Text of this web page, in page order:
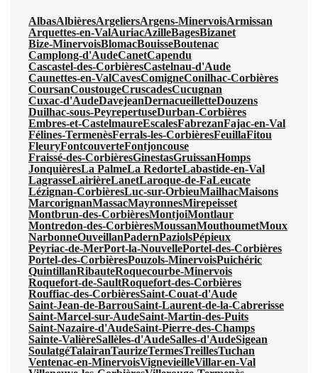
AlbasAlbièresArgeliersArgens-MinervoisArmissan
Arquettes-en-ValAuriacAzilleBagesBizanet
Bize-MinervoisBlomacBouisseBoutenac
Camplong-d'AudeCanetCapendu
Cascastel-des-CorbièresCastelnau-d'Aude
Caunettes-en-ValCavesComigneConilhac-Corbières
CoursanCoustougeCruscadesCucugnan
Cuxac-d'AudeDavejeanDernacueilletteDouzens
Duilhac-sous-PeyrepertuseDurban-Corbières
Embres-et-CastelmaureEscalesFabrezanFajac-en-Val
Félines-TermenèsFerrals-les-CorbièresFeuillaFitou
FleuryFontcouverteFontjoncouse
Fraissé-des-CorbièresGinestasGruissanHomps
JonquièresLa PalmeLa RedorteLabastide-en-Val
LagrasseLairièreLanetLaroque-de-FaLeucate
Lézignan-CorbièresLuc-sur-OrbieuMailhacMaisons
MarcorignanMassacMayronnesMirepeisset
Montbrun-des-CorbièresMontjoiMontlaur
Montredon-des-CorbièresMoussanMouthoumetMoux
NarbonneOuveillanPadernPaziolsPépieux
Peyriac-de-MerPort-la-NouvellePortel-des-Corbières
Portel-des-CorbièresPouzols-MinervoisPuichéric
QuintillanRibauteRoquecourbe-Minervois
Roquefort-de-SaultRoquefort-des-Corbières
Rouffiac-des-CorbièresSaint-Couat-d'Aude
Saint-Jean-de-BarrouSaint-Laurent-de-la-Cabrerisse
Saint-Marcel-sur-AudeSaint-Martin-des-Puits
Saint-Nazaire-d'AudeSaint-Pierre-des-Champs
Sainte-ValièreSallèles-d'AudeSalles-d'AudeSigean
SoulatgéTalairanTaurizeTermesTreillesTuchan
Ventenac-en-MinervoisVignevieilleVillar-en-Val